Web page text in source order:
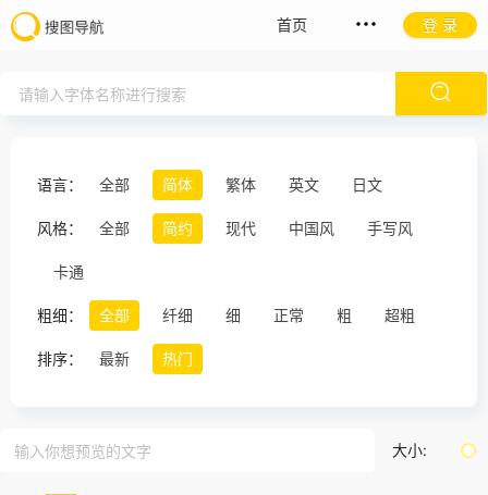
首页 登 录
语言： 全部 简体 繁体 英文 日文
风格： 全部 简约 现代 中国风 手写风
卡通
粗细： 全部 纤细 细 正常 粗 超粗
排序： 最新 热门
大小: